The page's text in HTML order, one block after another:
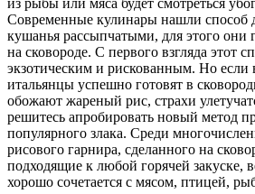
Современные кулинары нашли способ
кушанья рассыпчатыми, для этого они
на сковороде. С первого взгляда этот
экзотическим и рискованным. Но если
итальянцы успешно готовят в
обожают жареный рис, страхи
решитесь апробировать новый метод
популярного злака. Среди
рисового гарнира, сделанного на
подходящие к любой горячей закуске,
хорошо сочетается с мясом, птицей,